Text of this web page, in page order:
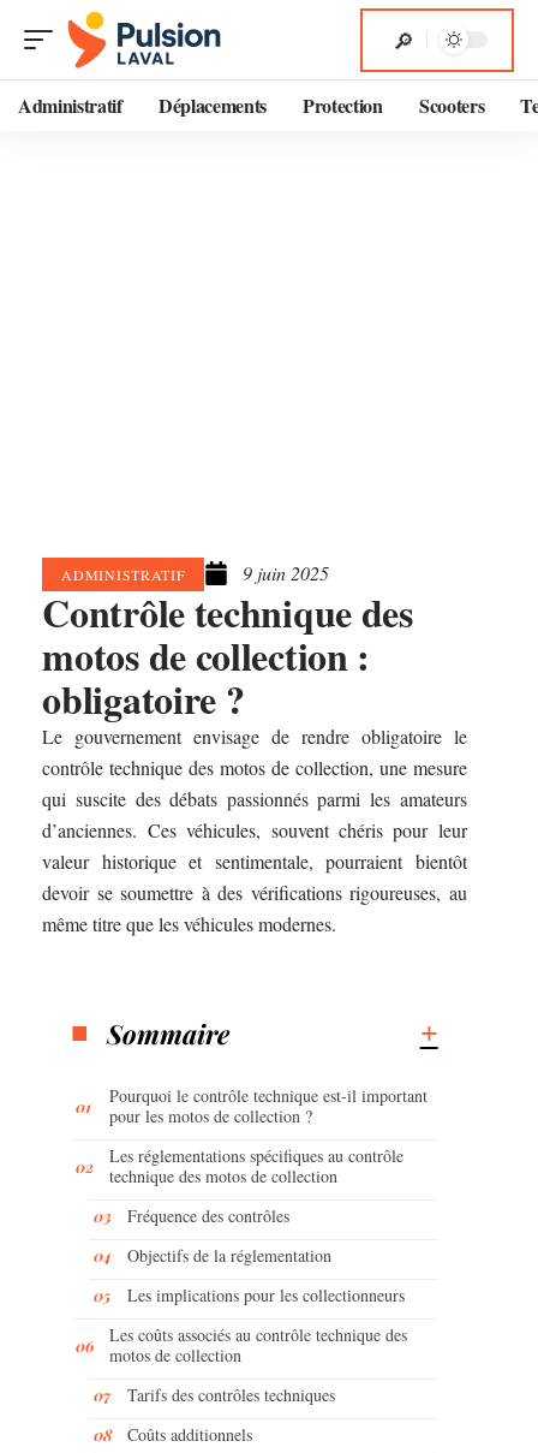
Administratif Déplacements Protection Scooters
ADMINISTRATIF 9 juin 2025
Contrôle technique des
motos de collection :
obligatoire ?
Le gouvernement envisage de rendre obligatoire le
contrôle technique des motos de collection, une mesure
qui suscite des débats passionnés parmi les amateurs
d’anciennes. Ces véhicules, souvent chéris pour leur
valeur historique et sentimentale, pourraient bientôt
devoir se soumettre à des vérifications rigoureuses, au
même titre que les véhicules modernes.
Sommaire
Pourquoi le contrôle technique est-il important
pour les motos de collection ?
Les réglementations spécifiques au contrôle
technique des motos de collection
Fréquence des contrôles
Objectifs de la réglementation
Les implications pour les collectionneurs
Les coûts associés au contrôle technique des
motos de collection
Tarifs des contrôles techniques
Coûts additionnels